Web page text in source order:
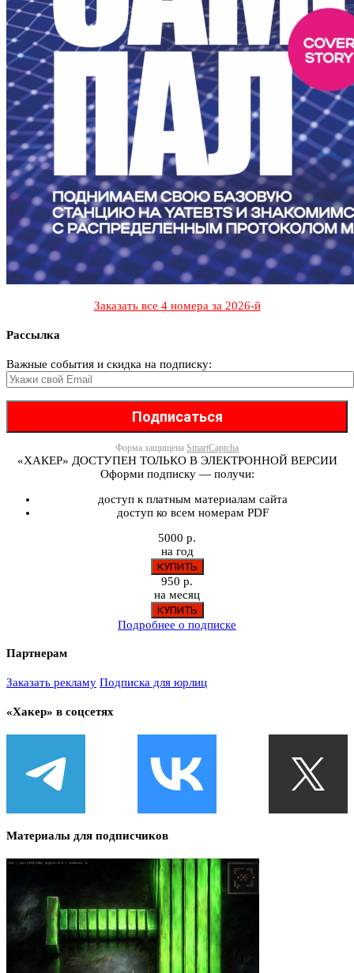
Заказать все 4 номера за 2026-й
Рассылка
Важные события и скидка на подписку:
Форма защищена SmartCaptcha
«ХАКЕР» ДОСТУПЕН ТОЛЬКО В ЭЛЕКТРОННОЙ ВЕРСИИ
Оформи подписку — получи:
доступ к платным материалам сайта
доступ ко всем номерам PDF
5000 р.
на год
950 р.
на месяц
Подробнее о подписке
Партнерам
Заказать рекламу Подписка для юрлиц
«Хакер» в соцсетях
Материалы для подписчиков